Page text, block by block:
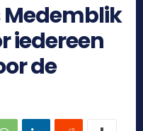
iedereen
de